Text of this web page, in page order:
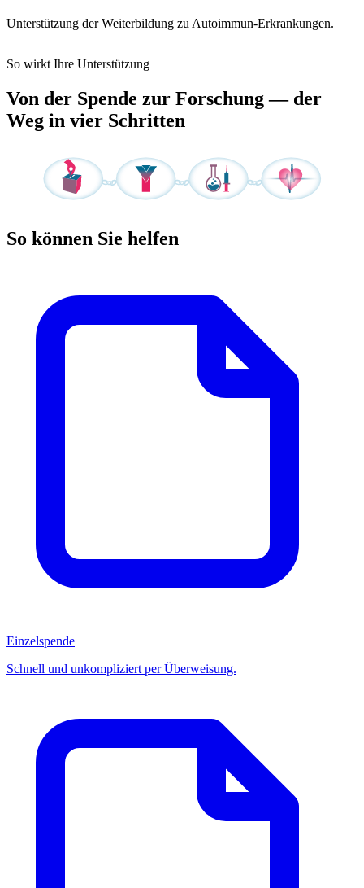
Unterstützung der Weiterbildung zu Autoimmun-Erkrankungen.
So wirkt Ihre Unterstützung
Von der Spende zur Forschung — der
Weg in vier Schritten
So können Sie helfen
Einzelspende
Schnell und unkompliziert per Überweisung.